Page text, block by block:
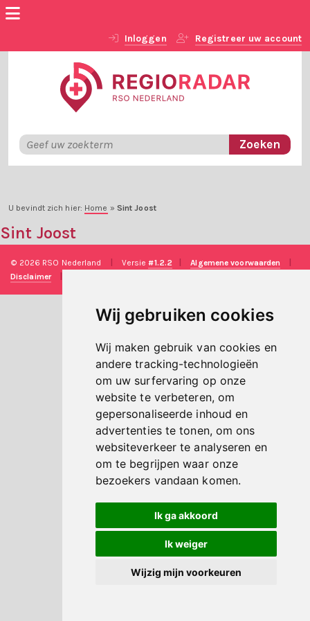
Wij gebruiken cookies
Wij maken gebruik van cookies en
andere tracking-technologieën
om uw surfervaring op onze
website te verbeteren, om
gepersonaliseerde inhoud en
advertenties te tonen, om ons
websiteverkeer te analyseren en
om te begrijpen waar onze
bezoekers vandaan komen.
Ik ga akkoord
Ik weiger
Wijzig mijn voorkeuren
Inloggen Registreer uw account
U bevindt zich hier: Home » Sint Joost
Sint Joost
© 2026 RSO Nederland Versie#1.2.2 Algemene voorwaarden
Disclaimer